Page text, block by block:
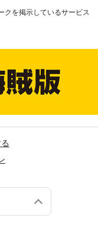
クを掲示しているサービス